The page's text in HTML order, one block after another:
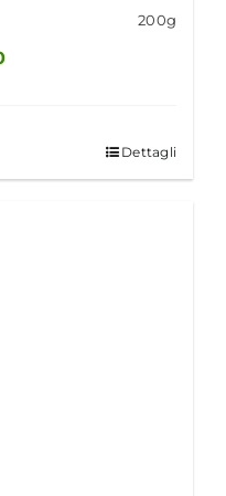
200g
Dettagli